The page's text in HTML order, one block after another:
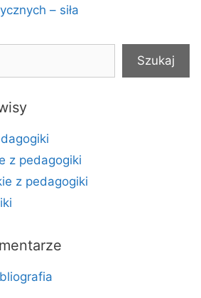
– siła
Szukaj
z pedagogiki
z pedagogiki